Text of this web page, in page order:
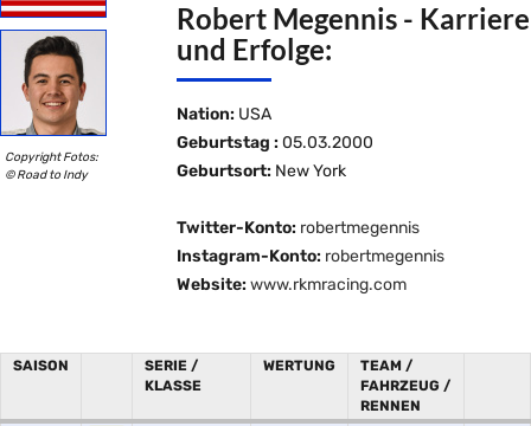
Copyright Fotos:
© Road to Indy
Robert Megennis - Karriere
und Erfolge:
Nation: USA
Geburtstag : 05.03.2000
Geburtsort: New York
Twitter-Konto: robertmegennis
Instagram-Konto: robertmegennis
Website: www.rkmracing.com
SAISON
SERIE /
KLASSE
WERTUNG
TEAM /
FAHRZEUG /
RENNEN